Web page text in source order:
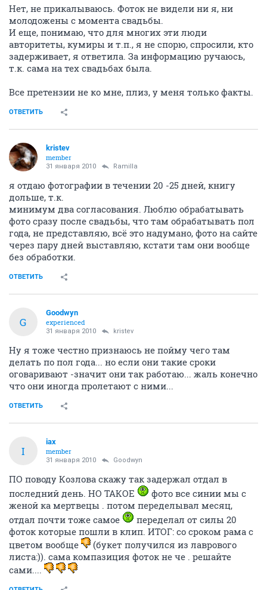
Нет, не прикалываюсь. Фоток не видели ни я, ни
молодожены с момента свадьбы.
И еще, понимаю, что для многих эти люди
авторитеты, кумиры и т.п., я не спорю, спросили, кто
задерживает, я ответила. За информацию ручаюсь,
т.к. сама на тех свадьбах была.
Все претензии не ко мне, плиз, у меня только факты.
ОТВЕТИТЬ
kristev
member
31 января 2010 Ramilla
я отдаю фотографии в течении 20 -25 дней, книгу
дольше, т.к.
минимум два согласования. Люблю обрабатывать
фото сразу после свадьбы, что там обрабатывать пол
года, не представляю, всё это надумано, фото на сайте
через пару дней выставляю, кстати там они вообще
без обработки.
ОТВЕТИТЬ
G
Goodwyn
experienced
31 января 2010 kristev
Ну я тоже честно признаюсь не пойму чего там
делать по пол года... но если они такие сроки
оговаривают -значит они так работаю... жаль конечно
что они иногда пролетают с ними...
ОТВЕТИТЬ
I
iax
member
31 января 2010 Goodwyn
ПО поводу Козлова скажу так задержал отдал в
последний день. НО ТАКОЕ
фото все синии мы с
женой ка мертвецы . потом переделывал месяц,
отдал почти тоже самое
переделал от силы 20
фоток которые пошли в клип. ИТОГ: со сроком рама с
цветом вообще
(букет получился из лаврового
листа:)). сама компазиция фоток не че . решайте
сами....